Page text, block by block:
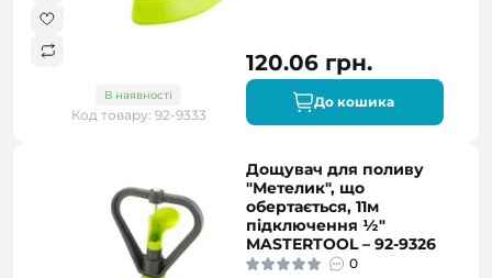
В наявності
Код товару: 92-9333
120.06 грн.
До кошика
Дощувач для поливу
"Метелик", що
обертається, 11м
підключення ½"
MASTERTOOL – 92-9326
0